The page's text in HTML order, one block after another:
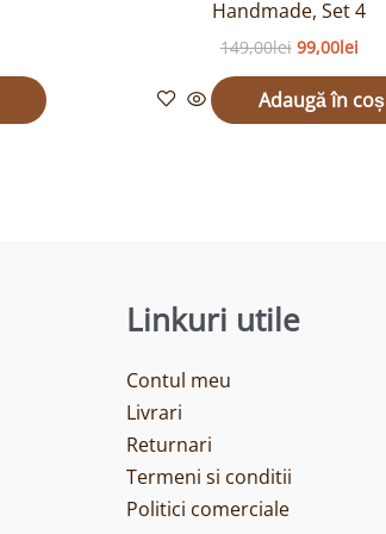
Handmade, Set 4
149,00lei 99,00lei
Adaugă în coș
Linkuri utile
Contul meu
Livrari
Returnari
Termeni si conditii
Politici comerciale